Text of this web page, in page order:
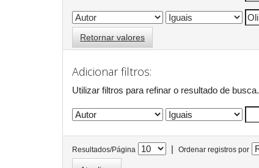
Retornar valores
Adicionar filtros:
Utilizar filtros para refinar o resultado de busca.
Resultados/Página | Ordenar registros por